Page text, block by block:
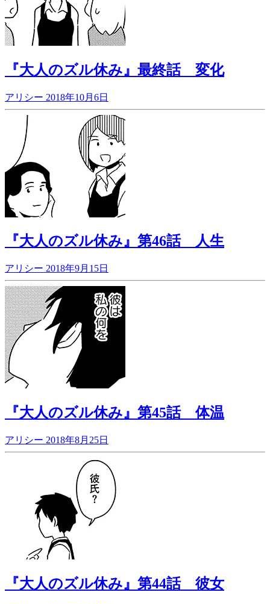
『大人のズル休み』最終話 変化
アリシー 2018年10月6日
『大人のズル休み』第46話 人生
アリシー 2018年9月15日
『大人のズル休み』第45話 体温
アリシー 2018年8月25日
『大人のズル休み』第44話 彼女